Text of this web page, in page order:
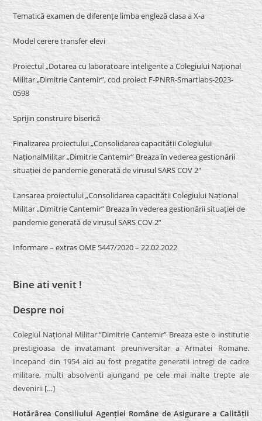
Tematică examen de diferențe limba engleză clasa a X-a
Model cerere transfer elevi
Proiectul „Dotarea cu laboratoare inteligente a Colegiului Național
Militar „Dimitrie Cantemir”, cod proiect F-PNRR-Smartlabs-2023-
0598
Sprijin construire biserică
Finalizarea proiectului „Consolidarea capacității Colegiului
NaționalMilitar „Dimitrie Cantemir” Breaza în vederea gestionării
situației de pandemie generată de virusul SARS COV 2″
Lansarea proiectului „Consolidarea capacității Colegiului Național
Militar „Dimitrie Cantemir” Breaza în vederea gestionării situației de
pandemie generată de virusul SARS COV 2”
Informare – extras OME 5447/2020 – 22.02.2022
Bine ati venit !
Despre noi
Colegiul Naţional Militar “Dimitrie Cantemir” Breaza este o institutie
prestigioasa de invatamant preuniversitar a Armatei Romane.
Incepand din 1954 aici au fost pregatite generatii intregi de cadre
militare, multi absolventi ajungand pe cele mai inalte trepte ale
devenirii […]
Hotărârea Consiliului Agenției Române de Asigurare a Calității